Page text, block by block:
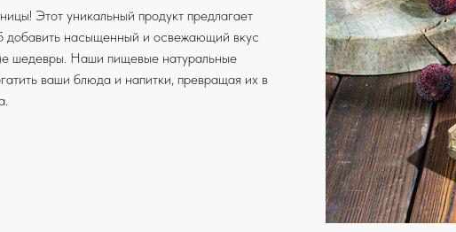
Этот уникальный продукт предлагает
добавить насыщенный и освежающий вкус
шедевры. Наши пищевые натуральные
ваши блюда и напитки, превращая их в